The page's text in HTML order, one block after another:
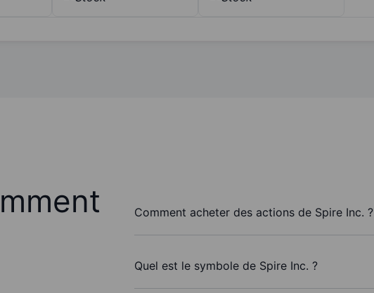
Comment acheter des actions de Spire Inc. ?
Quel est le symbole de Spire Inc. ?